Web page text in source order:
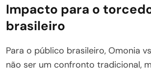
Impacto para o
brasileiro
Para o público brasileiro, Omonia
não ser um confronto tradicional,